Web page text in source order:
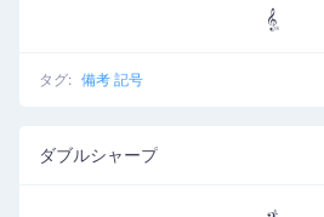
𝄠
タグ: 備考 記号
ダブルシャープ